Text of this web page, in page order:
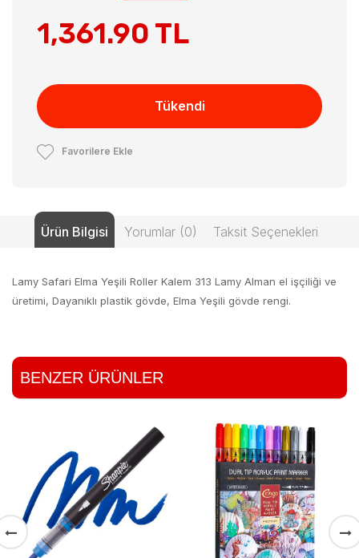
1,361.90 TL
Tükendi
Favorilere Ekle
Ürün Bilgisi Yorumlar (0) Taksit Seçenekleri
Lamy Safari Elma Yeşili Roller Kalem 313 Lamy Alman el işçiliği ve
üretimi, Dayanıklı plastik gövde, Elma Yeşili gövde rengi.
BENZER ÜRÜNLER